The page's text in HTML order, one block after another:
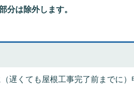
分は除外します。
遅くても屋根工事完了前までに